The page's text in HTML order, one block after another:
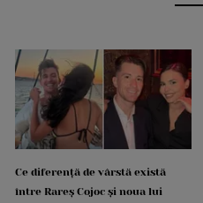
Ce diferență de vârstă există
între Rareș Cojoc și noua lui